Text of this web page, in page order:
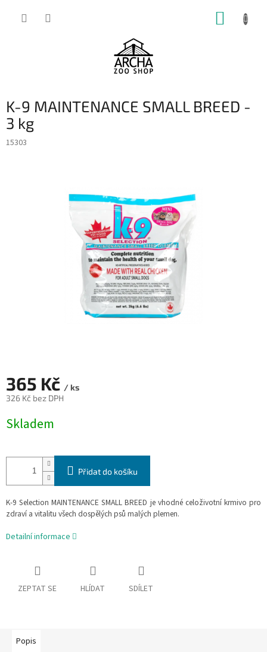
K-9 MAINTENANCE SMALL BREED -
3 kg
15303
365 Kč / ks
326 Kč bez DPH
cena:
Skladem
Přidat do košíku
K-9 Selection MAINTENANCE SMALL BREED je vhodné celoživotní krmivo pro
zdraví a vitalitu všech dospělých psů malých plemen.
Detailní informace
ZEPTAT SE HLÍDAT SDÍLET
Popis